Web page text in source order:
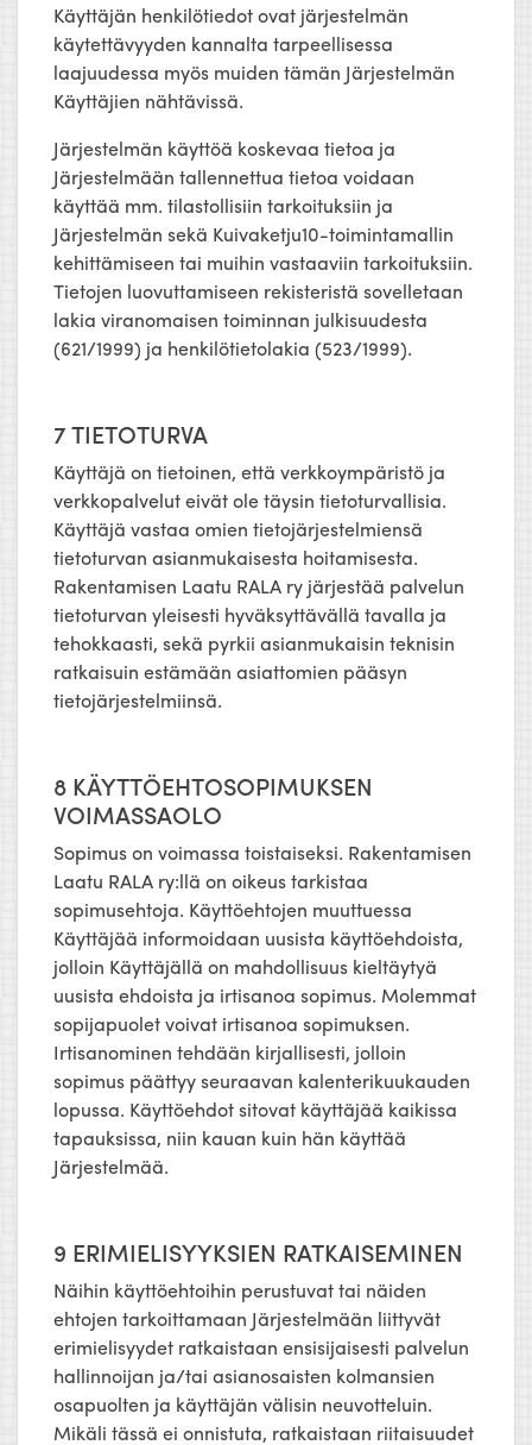
Käyttäjän henkilötiedot ovat järjestelmän
käytettävyyden kannalta tarpeellisessa
laajuudessa myös muiden tämän Järjestelmän
Käyttäjien nähtävissä.
Järjestelmän käyttöä koskevaa tietoa ja
Järjestelmään tallennettua tietoa voidaan
käyttää mm. tilastollisiin tarkoituksiin ja
Järjestelmän sekä Kuivaketju10-toimintamallin
kehittämiseen tai muihin vastaaviin tarkoituksiin.
Tietojen luovuttamiseen rekisteristä sovelletaan
lakia viranomaisen toiminnan julkisuudesta
(621/1999) ja henkilötietolakia (523/1999).
7 TIETOTURVA
Käyttäjä on tietoinen, että verkkoympäristö ja
verkkopalvelut eivät ole täysin tietoturvallisia.
Käyttäjä vastaa omien tietojärjestelmiensä
tietoturvan asianmukaisesta hoitamisesta.
Rakentamisen Laatu RALA ry järjestää palvelun
tietoturvan yleisesti hyväksyttävällä tavalla ja
tehokkaasti, sekä pyrkii asianmukaisin teknisin
ratkaisuin estämään asiattomien pääsyn
tietojärjestelmiinsä.
8 KÄYTTÖEHTOSOPIMUKSEN
VOIMASSAOLO
Sopimus on voimassa toistaiseksi. Rakentamisen
Laatu RALA ry:llä on oikeus tarkistaa
sopimusehtoja. Käyttöehtojen muuttuessa
Käyttäjää informoidaan uusista käyttöehdoista,
jolloin Käyttäjällä on mahdollisuus kieltäytyä
uusista ehdoista ja irtisanoa sopimus. Molemmat
sopijapuolet voivat irtisanoa sopimuksen.
Irtisanominen tehdään kirjallisesti, jolloin
sopimus päättyy seuraavan kalenterikuukauden
lopussa. Käyttöehdot sitovat käyttäjää kaikissa
tapauksissa, niin kauan kuin hän käyttää
Järjestelmää.
9 ERIMIELISYYKSIEN RATKAISEMINEN
Näihin käyttöehtoihin perustuvat tai näiden
ehtojen tarkoittamaan Järjestelmään liittyvät
erimielisyydet ratkaistaan ensisijaisesti palvelun
hallinnoijan ja/tai asianosaisten kolmansien
osapuolten ja käyttäjän välisin neuvotteluin.
Mikäli tässä ei onnistuta, ratkaistaan riitaisuudet